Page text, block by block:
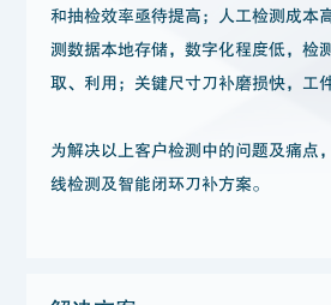
和抽检效率亟待提高；人工检测成本
测数据本地存储，数字化程度低，检
取、利用；关键尺寸刀补磨损快，工
为解决以上客户检测中的问题及痛点
线检测及智能闭环刀补方案。